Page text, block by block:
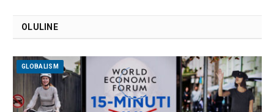
OLULINE
GLOBALISM